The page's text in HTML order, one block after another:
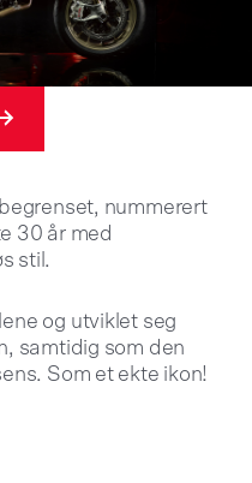
nummerert
30 år med
stil.
og utviklet seg
samtidig som den
Som et ekte ikon!